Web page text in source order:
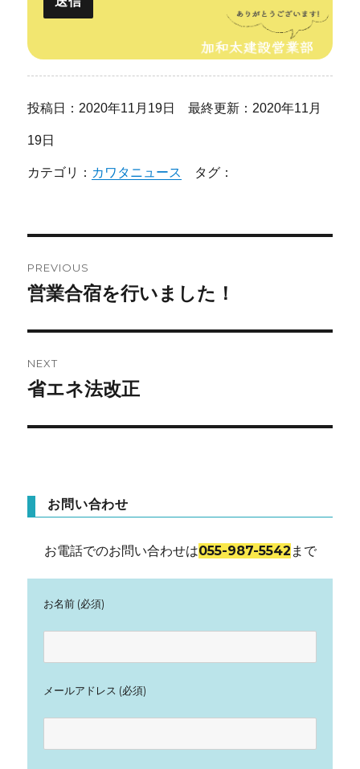
投稿日：2020年11月19日 最終更新：2020年11月
19日
カテゴリ： カワタニュース タグ：
稿
ビ
ゲ
ー
ン
PREVIOUS
Previous
営業合宿を行いました！
NEXT
Next
省エネ法改正
お問い合わせ
お電話でのお問い合わせは055-987-5542 まで
お名前 (必須)
メールアドレス (必須)